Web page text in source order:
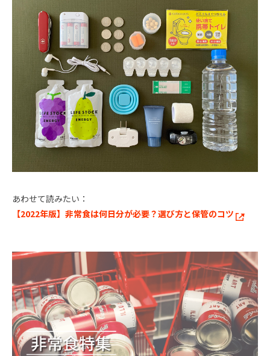
あわせて読みたい：
【2022年版】非常食は何日分が必要？選び方と保管のコツ